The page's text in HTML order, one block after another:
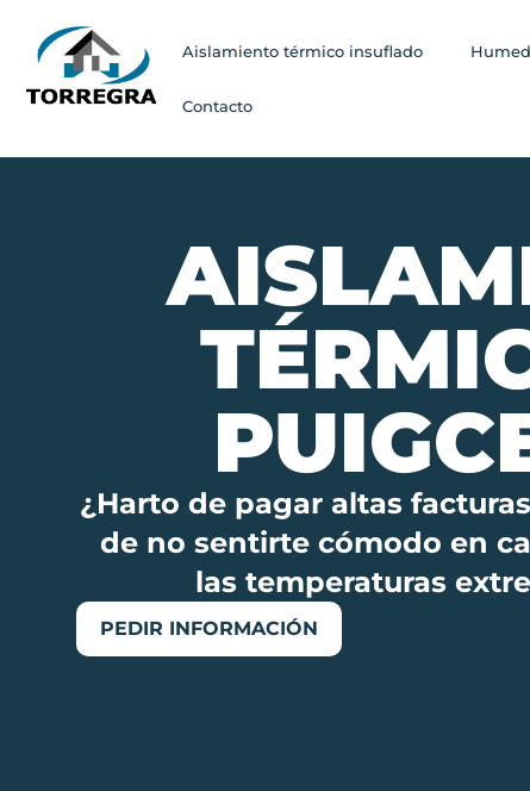
Aislamiento térmico insuflado
Contacto
¿Harto de pagar altas
de no sentirte cómodo en
las temperaturas
PEDIR INFORMACIÓN